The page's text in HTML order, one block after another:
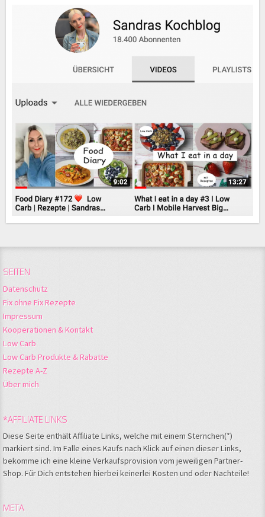
SEITEN
Datenschutz
Fix ohne Fix Rezepte
Impressum
Kooperationen & Kontakt
Low Carb
Low Carb Produkte & Rabatte
Rezepte A-Z
Über mich
*AFFILIATE LINKS
Diese Seite enthält Affiliate Links, welche mit einem Sternchen(*)
markiert sind. Im Falle eines Kaufs nach Klick auf einen dieser Links,
bekomme ich eine kleine Verkaufsprovision vom jeweiligen Partner-
Shop. Für Dich entstehen hierbei keinerlei Kosten und oder Nachteile!
META